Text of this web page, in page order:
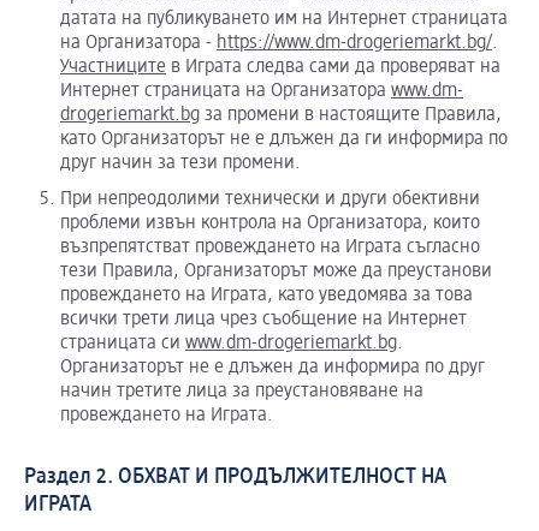
датата на публикуването им на Интернет страницата
на Организатора - https://www.dm-drogeriemarkt.bg/.
Участниците в Играта следва сами да проверяват на
Интернет страницата на Организатора www.dm-
drogeriemarkt.bg за промени в настоящите Правила,
като Организаторът не е длъжен да ги информира по
друг начин за тези промени.
При непреодолими технически и други обективни
проблеми извън контрола на Организатора, които
възпрепятстват провеждането на Играта съгласно
тези Правила, Организаторът може да преустанови
провеждането на Играта, като уведомява за това
всички трети лица чрез съобщение на Интернет
страницата си www.dm-drogeriemarkt.bg.
Организаторът не е длъжен да информира по друг
начин третите лица за преустановяване на
провеждането на Играта.
Раздел 2. ОБХВАТ И ПРОДЪЛЖИТЕЛНОСТ НА
ИГРАТА